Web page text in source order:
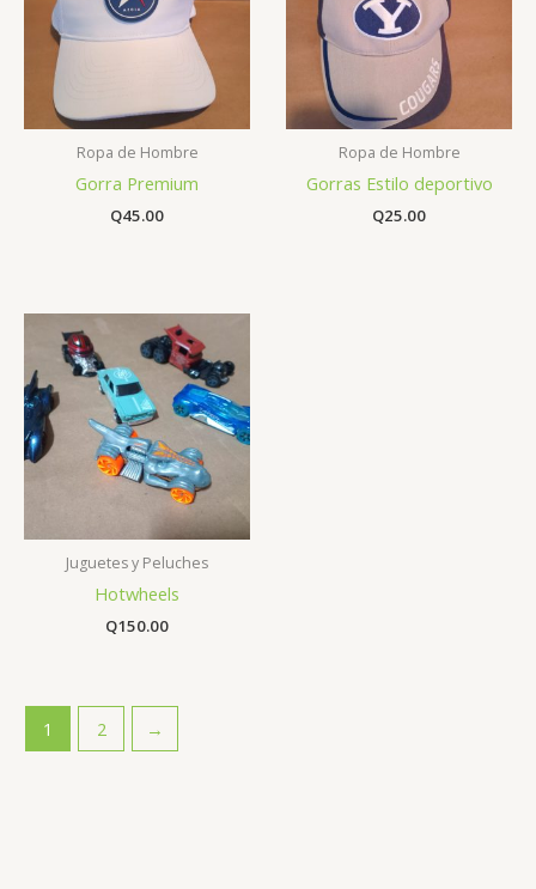
Ropa de Hombre
Gorra Premium
Q45.00
Ropa de Hombre
Gorras Estilo deportivo
Q25.00
Juguetes y Peluches
Hotwheels
Q150.00
1 2 →